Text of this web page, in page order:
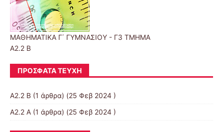
ΜΑΘΗΜΑΤΙΚΑ Γ΄ ΓΥΜΝΑΣΙΟΥ - Γ3 ΤΜΗΜΑ
Α2.2 Β
ΠΡΌΣΦΑΤΑ ΤΕΎΧΗ
Α2.2 Β (1 άρθρα) (25 Φεβ 2024 )
Α2.2 Α (1 άρθρα) (25 Φεβ 2024 )